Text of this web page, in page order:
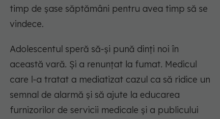
timp de șase săptămâni pentru avea timp să se
vindece.
Adolescentul speră să-și pună dinți noi în
această vară. Și a renunțat la fumat. Medicul
care l-a tratat a mediatizat cazul ca să ridice un
semnal de alarmă și să ajute la educarea
furnizorilor de servicii medicale și a publicului